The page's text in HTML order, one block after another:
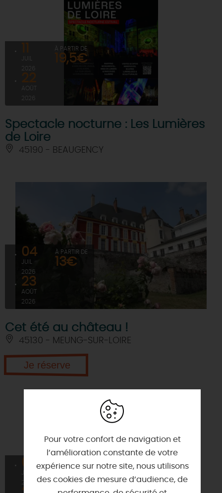
11
2026
22
AOÛT
2026
À PARTIR DE
19,5€
Spectacle nocturne : Les Lumières
de Loire
45190 - BEAUGENCY
04
JUIL
2026
23
AOÛT
2026
À PARTIR DE
13€
Cet été au château !
45130 - MEUNG-SUR-LOIRE
Je réserve
06
2026
À PARTIR DE
3€
Pour votre confort de navigation et
l’amélioration constante de votre
expérience sur notre site, nous utilisons
des cookies de mesure d’audience, de